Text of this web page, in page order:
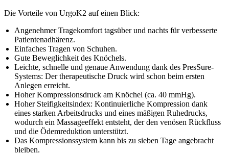
Die Vorteile von UrgoK2 auf einen Blick:
Angenehmer Tragekomfort tagsüber und nachts für verbesserte
Patientenadhärenz.
Einfaches Tragen von Schuhen.
Gute Beweglichkeit des Knöchels.
Leichte, schnelle und genaue Anwendung dank des PresSure-
Systems: Der therapeutische Druck wird schon beim ersten
Anlegen erreicht.
Hoher Kompressionsdruck am Knöchel (ca. 40 mmHg).
Hoher Steifigkeitsindex: Kontinuierliche Kompression dank
eines starken Arbeitsdrucks und eines mäßigen Ruhedrucks,
wodurch ein Massageeffekt entsteht, der den venösen Rückfluss
und die Ödemreduktion unterstützt.
Das Kompressionssystem kann bis zu sieben Tage angebracht
bleiben.